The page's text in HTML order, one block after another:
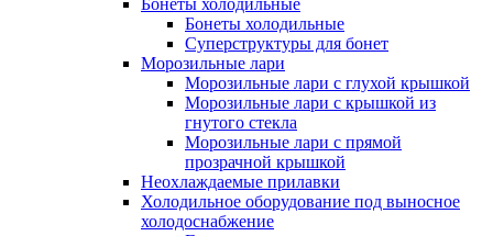
Бонеты холодильные
Бонеты холодильные
Суперструктуры для бонет
Морозильные лари
Морозильные лари с глухой крышкой
Морозильные лари с крышкой из
гнутого стекла
Морозильные лари с прямой
прозрачной крышкой
Неохлаждаемые прилавки
Холодильное оборудование под выносное
холодоснабжение